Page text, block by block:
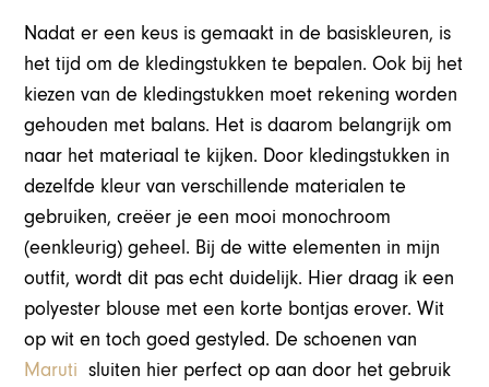
Nadat er een keus is gemaakt in de basiskleuren, is
het tijd om de kledingstukken te bepalen. Ook bij het
kiezen van de kledingstukken moet rekening worden
gehouden met balans. Het is daarom belangrijk om
naar het materiaal te kijken. Door kledingstukken in
dezelfde kleur van verschillende materialen te
gebruiken, creëer je een mooi monochroom
(eenkleurig) geheel. Bij de witte elementen in mijn
outfit, wordt dit pas echt duidelijk. Hier draag ik een
polyester blouse met een korte bontjas erover. Wit
op wit en toch goed gestyled. De schoenen van
Maruti sluiten hier perfect op aan door het gebruik